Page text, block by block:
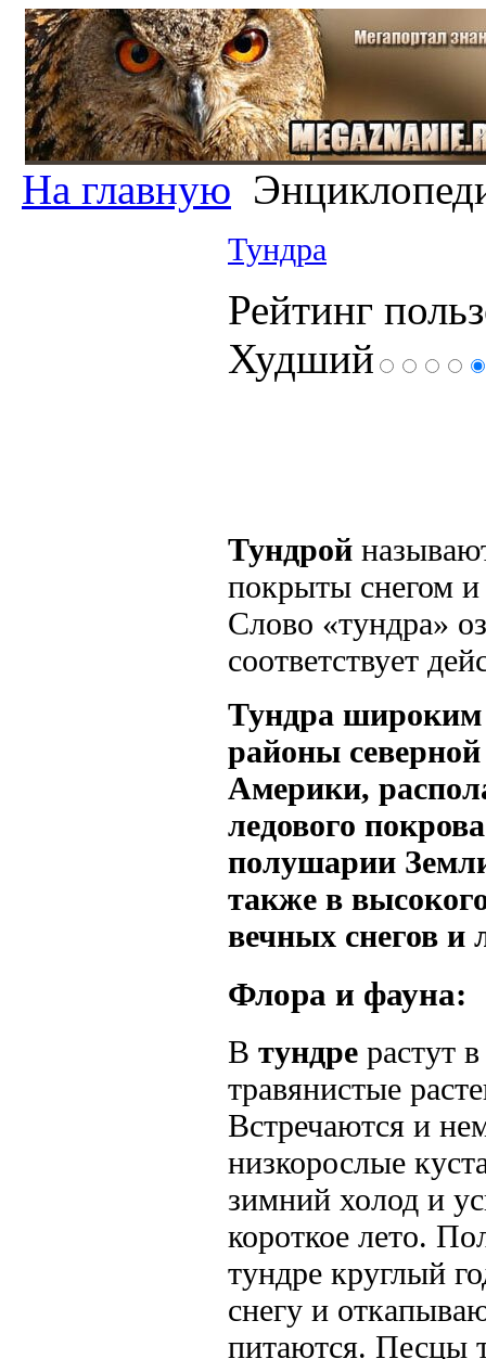
На главную
Тундра
Рейтинг
Худший
Тундрой
покрыты снегом и
Слово «тундра»
соответствует
Тундра широким
районы
Америки,
ледового
полушарии
также в
вечных снегов и
Флора и фауна:
В тундре растут
травянистые
Встречаются и
низкорослые
зимний холод и
короткое лето.
тундре круглый
снегу и
питаются. Песцы